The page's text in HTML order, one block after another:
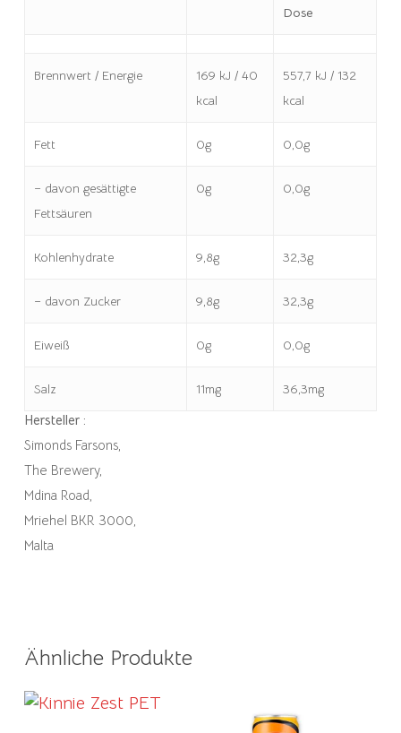
Dose
Brennwert / Energie
169 kJ / 40
kcal
557,7 kJ / 132
kcal
Fett 0g 0,0g
– davon gesättigte
Fettsäuren
0g 0,0g
Kohlenhydrate 9,8g 32,3g
– davon Zucker 9,8g 32,3g
Eiweiß 0g 0,0g
Salz 11mg 36,3mg
Hersteller :
Simonds Farsons,
The Brewery,
Mdina Road,
Mriehel BKR 3000,
Malta
Ähnliche Produkte